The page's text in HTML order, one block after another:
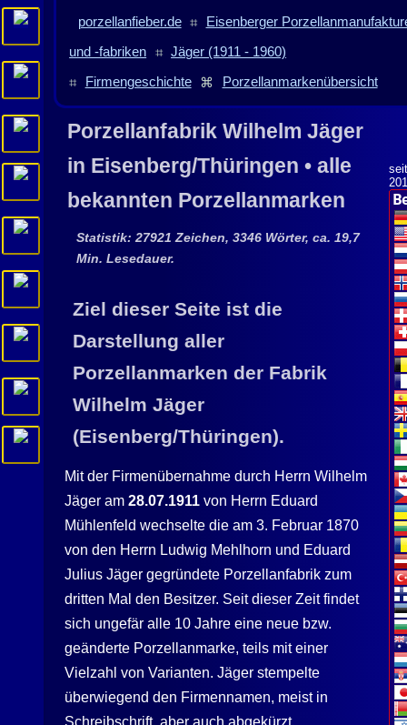
porzellanfieber.de ⌗ Eisenberger
und -fabriken ⌗ Jäger (1911 - 1960)
⌗ Firmengeschichte ⌘ Porzellanmarkenübersicht
Porzellanfabrik Wilhelm Jäger
in Eisenberg/Thüringen • alle
bekannten Porzellanmarken
Statistik: 27921 Zeichen, 3346 Wörter, ca. 19,7
Min. Lesedauer.
Ziel dieser Seite ist die
Darstellung aller
Porzellanmarken der Fabrik
Wilhelm Jäger
(Eisenberg/Thüringen).
Mit der Firmenübernahme durch HerrnWilhelm
Jäger am28.07.1911 von Herrn Eduard
Mühlenfeld wechselte die am 3. Februar 1870
von den Herrn Ludwig Mehlhorn und Eduard
JuliusJäger gegründete Porzellanfabrik zum
dritten Mal den Besitzer. Seit dieser Zeit findet
sich ungefär alle 10 Jahre eine neue bzw.
geänderte Porzellanmarke, teils mit einer
Vielzahl von Varianten.Jäger stempelte
überwiegend den Firmennamen, meist in
Schreibschrift, aber auch abgekürzt.